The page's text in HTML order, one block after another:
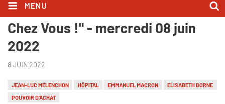
MENU
Hervé Morin l'a dit dans "Bonjour
Chez Vous !" - mercredi 08 juin
2022
8 JUIN 2022
JEAN-LUC MÉLENCHON HÔPITAL EMMANUEL MACRON
ELISABETH BORNE
POUVOIR D'ACHAT